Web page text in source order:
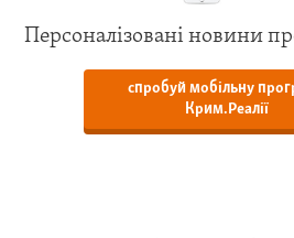
Персоналізовані новини
спробуй мобільну
Крим.Реалії